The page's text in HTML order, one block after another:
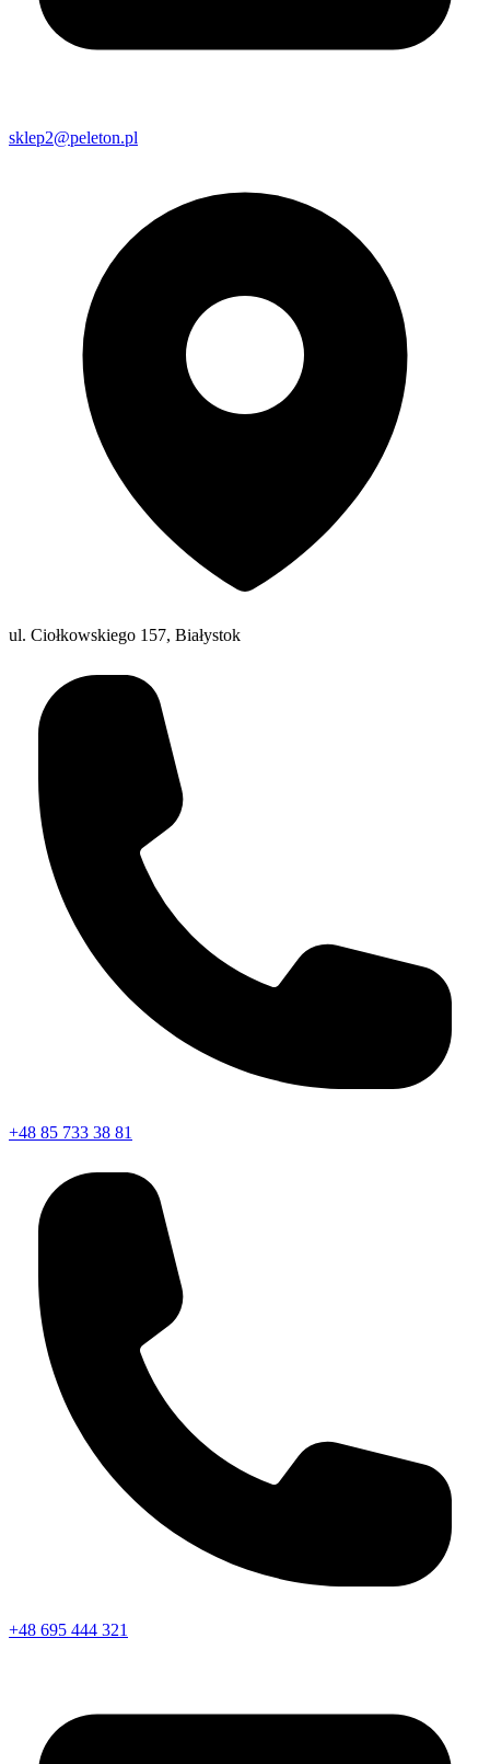
sklep2@peleton.pl
ul. Ciołkowskiego 157, Białystok
+48 85 733 38 81
+48 695 444 321